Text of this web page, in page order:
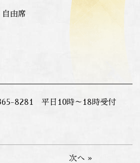
由席
8281 平日10時～18時受付
次へ »